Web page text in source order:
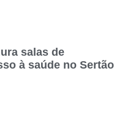
salas de
à saúde no Sertão